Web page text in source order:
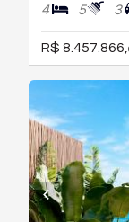
4 5 3
R$ 8.457.866,